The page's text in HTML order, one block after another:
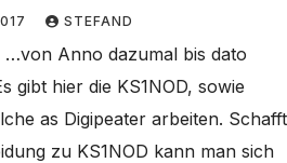
STEFAND
…von Anno dazumal bis dato
gibt hier die KS1NOD, sowie
as Digipeater arbeiten. Schafft
zu KS1NOD kann man sich